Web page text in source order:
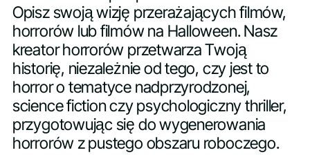
Opisz swoją wizję przerażających filmów,
horrorów lub filmów na Halloween. Nasz
kreator horrorów przetwarza Twoją
historię, niezależnie od tego, czy jest to
horror o tematyce nadprzyrodzonej,
science fiction czy psychologiczny thriller,
przygotowując się do wygenerowania
horrorów z pustego obszaru roboczego.